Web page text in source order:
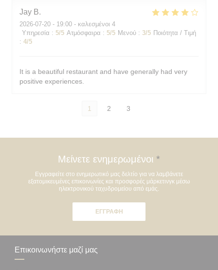
Jay B
2026-07-20 - 19:00 - καλεσμένοι 4
Υπηρεσία : 5/5 Ατμόσφαιρα : 5/5 Μενού : 3/5 Ποιότητα / Τιμή
: 4/5
It is a beautiful restaurant and have generally had very
positive experiences.
1 2 3
Μείνετε ενημερωμένοι *
Εγγραφείτε στο ενημερωτικό μας δελτίο για να λαμβάνετε
εξατομικευμένες επικοινωνίες και προσφορές μάρκετινγκ μέσω
ηλεκτρονικού ταχυδρομείου από εμάς.
ΕΓΓΡΑΦΉ
Επικοινωνήστε μαζί μας